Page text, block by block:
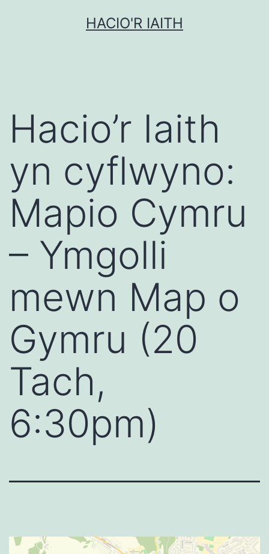
HACIO'R IAITH
Hacio’r Iaith
yn cyflwyno:
Mapio Cymru
– Ymgolli
mewn Map o
Gymru (20
Tach,
6:30pm)